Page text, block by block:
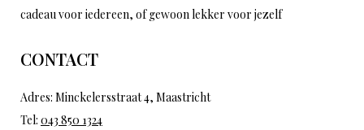
cadeau voor iedereen, of gewoon lekker voor jezelf
CONTACT
Adres: Minckelersstraat 4, Maastricht
Tel: 043 850 1324